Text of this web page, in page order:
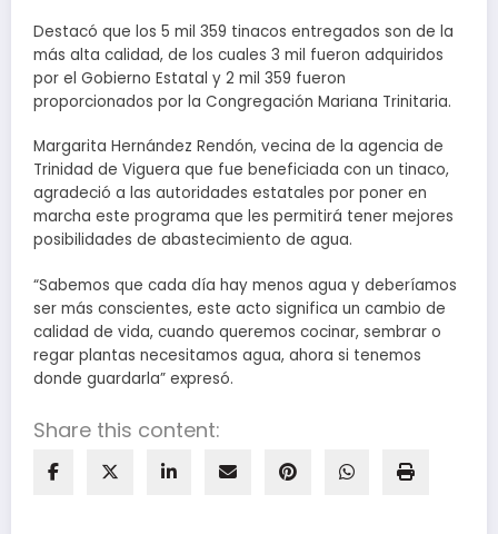
Destacó que los 5 mil 359 tinacos entregados son de la
más alta calidad, de los cuales 3 mil fueron adquiridos
por el Gobierno Estatal y 2 mil 359 fueron
proporcionados por la Congregación Mariana Trinitaria.
Margarita Hernández Rendón, vecina de la agencia de
Trinidad de Viguera que fue beneficiada con un tinaco,
agradeció a las autoridades estatales por poner en
marcha este programa que les permitirá tener mejores
posibilidades de abastecimiento de agua.
“Sabemos que cada día hay menos agua y deberíamos
ser más conscientes, este acto significa un cambio de
calidad de vida, cuando queremos cocinar, sembrar o
regar plantas necesitamos agua, ahora si tenemos
donde guardarla” expresó.
Share this content: